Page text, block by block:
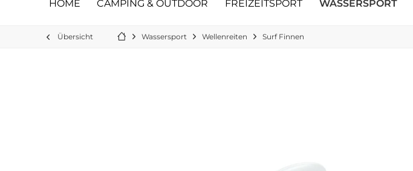
HOME CAMPING & OUTDOOR FREIZEITSPORT WASSERSPORT
Übersicht Wassersport Wellenreiten Surf Finnen